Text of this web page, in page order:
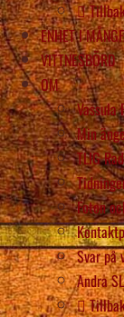
ENHET I
VITTNESBÖRD
OM
Vassula
Min
TLIG
Foton
Svar på
Andra